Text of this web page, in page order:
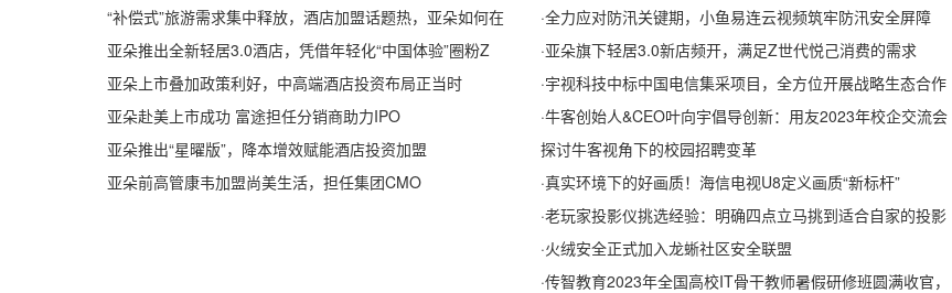
“补偿式”旅游需求集中释放，酒店加盟话题热，亚朵如何在
亚朵推出全新轻居3.0酒店，凭借年轻化“中国体验”圈粉Z
亚朵上市叠加政策利好，中高端酒店投资布局正当时
亚朵赴美上市成功 富途担任分销商助力IPO
亚朵推出“星曜版”，降本增效赋能酒店投资加盟
亚朵前高管康韦加盟尚美生活，担任集团CMO
·全力应对防汛关键期，小鱼易连云视频筑牢防汛安全屏障
·亚朵旗下轻居3.0新店频开，满足Z世代悦己消费的需求
·宇视科技中标中国电信集采项目，全方位开展战略生态合作
·牛客创始人&CEO叶向宇倡导创新：用友2023年校企交流会
探讨牛客视角下的校园招聘变革
·真实环境下的好画质！海信电视U8定义画质“新标杆”
·老玩家投影仪挑选经验：明确四点立马挑到适合自家的投影
·火绒安全正式加入龙蜥社区安全联盟
·传智教育2023年全国高校IT骨干教师暑假研修班圆满收官，